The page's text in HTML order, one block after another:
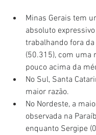
Minas Gerais tem
absoluto
trabalhando fora
(50.315), com uma
pouco acima da
No Sul, Santa
maior razão.
No Nordeste, a
observada na
enquanto Sergipe